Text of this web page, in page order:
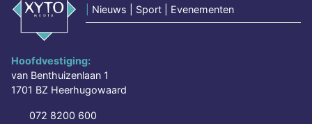
Nieuws | Sport | Evenementen
Hoofdvestiging:
van Benthuizenlaan 1
1701 BZ Heerhugowaard
072 8200 600